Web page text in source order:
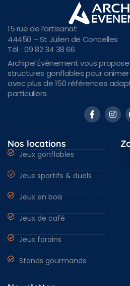
15 rue de l’artisanat
44450 – St Julien de Concelles
Tél. : 09 82 34 38 66
Archipel Événement vous
structures gonflables pour
avec plus de 150 références
particuliers.
Nos locations
Jeux gonflables
Jeux sportifs & duels
Jeux en bois
Jeux de café
Jeux forains
Stands gourmands